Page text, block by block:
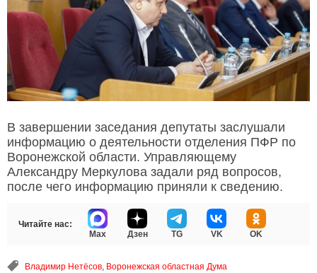
В завершении заседания депутаты заслушали
информацию о деятельности отделения ПФР по
Воронежской области. Управляющему
Александру Меркулова задали ряд вопросов,
после чего информацию приняли к сведению.
Читайте нас:
Max
Дзен TG VK OK
Владимир Нетёсов, Воронежская областная Дума